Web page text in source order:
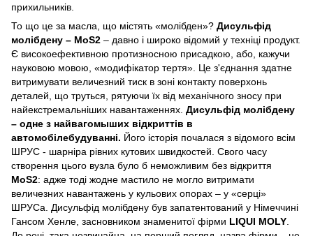
прихильників.
То що це за масла, що містять «молібден»? Дисульфід
молібдену – MoS2 – давно і широко відомий у техніці продукт.
Є високоефективною протизносною присадкою, або, кажучи
науковою мовою, «модифікатор тертя». Це з'єднання здатне
витримувати величезний тиск в зоні контакту поверхонь
деталей, що труться, рятуючи їх від механічного зносу при
найекстремальніших навантаженнях. Дисульфід молібдену
– одне з найвагомыших відкриттів в
автомобілебудуванні. Його історія почалася з відомого всім
ШРУС - шарніра рівних кутових швидкостей. Свого часу
створення цього вузла було б неможливим без відкриття
MoS2: адже тоді жодне мастило не могло витримати
величезних навантажень у кульових опорах – у «серці»
ШРУСа. Дисульфід молібдену був запатентований у Німеччині
Гансом Хенле, засновником знаменитої фірми LIQUI MOLY.